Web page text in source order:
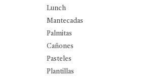
Lunch
Mantecadas
Palmitas
Cañones
Pasteles
Plantillas